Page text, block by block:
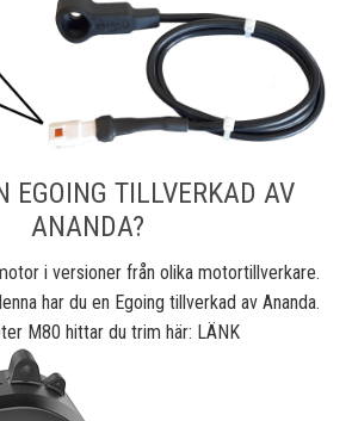
EGOING TILLVERKAD AV
ANANDA?
i versioner från olika motortillverkare.
har du en Egoing tillverkad av Ananda.
M80 hittar du trim här: LÄNK